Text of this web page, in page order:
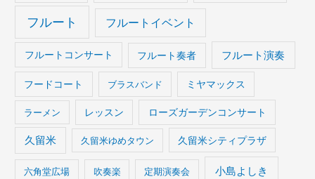
フルート フルートイベント
フルートコンサート フルート奏者 フルート演奏
フードコート ブラスバンド ミヤマックス
ラーメン レッスン ローズガーデンコンサート
久留米 久留米ゆめタウン 久留米シティプラザ
六角堂広場 吹奏楽 定期演奏会 小島よしき